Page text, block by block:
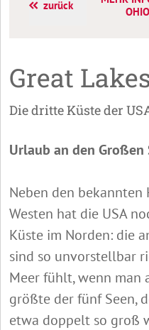
zurück
OHIO
Great
Die dritte Küste der
Urlaub an den Großen
Neben den bekannten
Westen hat die USA
Küste im Norden: die
sind so unvorstellbar
Meer fühlt, wenn man
größte der fünf Seen,
etwa doppelt so groß